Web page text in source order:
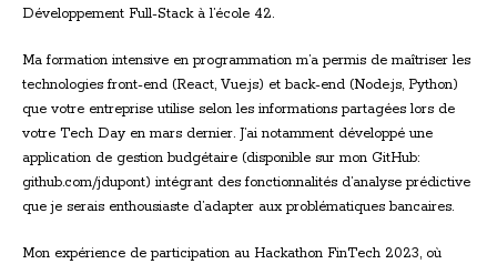
Développement Full-Stack à l’école 42.
Ma formation intensive en programmation m’a permis de maîtriser les
technologies front-end (React, Vue.js) et back-end (Node.js, Python)
que votre entreprise utilise selon les informations partagées lors de
votre Tech Day en mars dernier. J’ai notamment développé une
application de gestion budgétaire (disponible sur mon GitHub:
github.com/jdupont) intégrant des fonctionnalités d’analyse prédictive
que je serais enthousiaste d’adapter aux problématiques bancaires.
Mon expérience de participation au Hackathon FinTech 2023, où